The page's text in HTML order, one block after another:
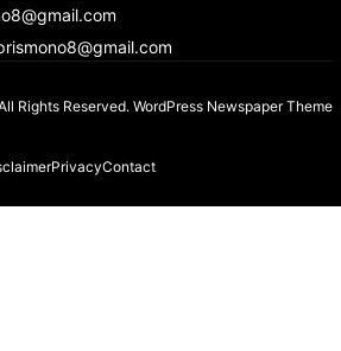
Rights Reserved. WordPress Newspaper Theme
PrivacyContact